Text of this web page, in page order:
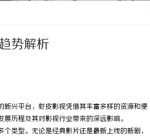
势解析
兴平台，虾皮影视凭借其丰富多样的资源和便
历程及其对影视行业带来的深远影响。
类型。无论是经典影片还是最新上线的新剧，